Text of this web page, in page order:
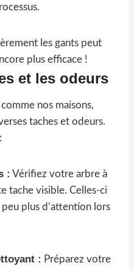
les gants peut
plus efficace !
et les odeurs
nos maisons,
taches et odeurs.
: Vérifiez votre arbre à
tache visible. Celles-ci
plus d’attention lors
: Préparez votre